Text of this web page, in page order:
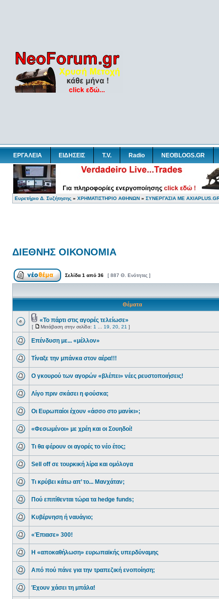
ΕΡΓΑΛΕΙΑ ΕΙΔΗΣΕΙΣ T.V. Radio NEOBLOGS.GR
Ευρετήριο Δ. Συζήτησης » ΧΡΗΜΑΤΙΣΤΗΡΙΟ ΑΘΗΝΩΝ » ΣΥΝΕΡΓΑΣΙΑ ΜΕ
ΔΙΕΘΝΗΣ ΟΙΚΟΝΟΜΙΑ
Σελίδα 1 από 36 [ 887 Θ. Ενότητες ]
Θέματα
«Το πάρτι στις αγορές τελείωσε»
[ Μετάβαση στην σελίδα: 1 19 20 21 ]
Επένδυση με... «μέλλον»
Τίναξε την μπάνκα στον αέρα!!!
O γκουρού των αγορών «βλέπει» νέες ρευστοποιήσεις!
Λίγο πριν σκάσει η φούσκα;
Οι Ευρωπαίοι έχουν «άσσο στο μανίκι»;
«Φεσωμένοι» με χρέη και οι Σουηδοί!
Τι θα φέρουν οι αγορές το νέο έτος;
Sell off σε τουρκική λίρα και ομόλογα
Τι κρύβει κάτω απ’ το... Μανχάταν;
Πού επιτίθενται τώρα τα hedge funds;
Κυβέρνηση ή ναυάγιο;
«Έπιασε» 300!
Η «αποκαθήλωση» ευρωπαϊκής υπερδύναμης
Από πού πάνε για την τραπεζική ενοποίηση;
Έχουν χάσει τη μπάλα!